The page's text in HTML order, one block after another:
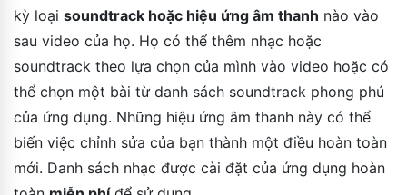
kỳ loại soundtrack hoặc hiệu ứng âm thanh nào vào
sau video của họ. Họ có thể thêm nhạc hoặc
soundtrack theo lựa chọn của mình vào video hoặc có
thể chọn một bài từ danh sách soundtrack phong phú
của ứng dụng. Những hiệu ứng âm thanh này có thể
biến việc chỉnh sửa của bạn thành một điều hoàn toàn
mới. Danh sách nhạc được cài đặt của ứng dụng hoàn